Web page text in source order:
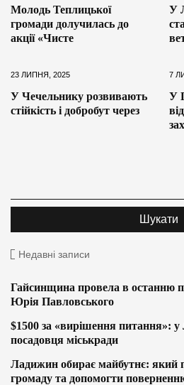
Молодь Теплицької
громади долучилась до
акції «Чисте
У
23 ЛИПНЯ, 2025
У Чечельнику розвивають
стійкість і добробут через
7
У
Недавні записи
Гайсинщина провела в останню
Юрія Павловського
$1500 за «вирішення питання»:
посадовця міськради
Ладижин обирає майбутнє: який
громаду та допомогти